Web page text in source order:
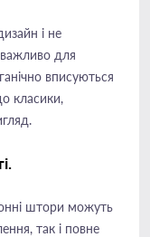
і не
для
вписуються
класики,
штори можуть
так і повне